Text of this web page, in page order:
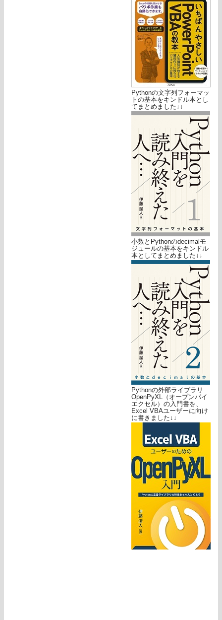
Pythonの文字列フォーマッ
トの基本をキンドル本とし
てまとめました↓↓
小数とPythonのdecimalモ
ジュールの基本をキンドル
本としてまとめました↓↓
Pythonの外部ライブラリ
OpenPyXL（オープンパイ
エクセル）の入門書を、
Excel VBAユーザーに向け
に書きました↓↓